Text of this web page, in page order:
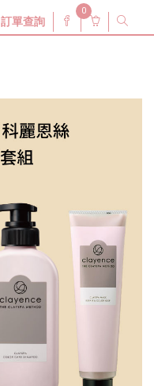
訂單查詢
0